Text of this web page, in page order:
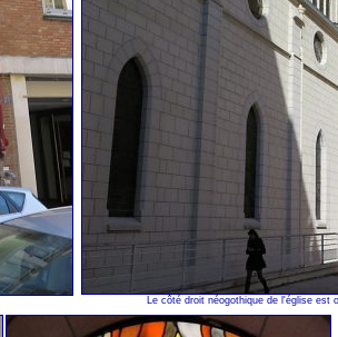
Le côté droit néogothique de l'église est